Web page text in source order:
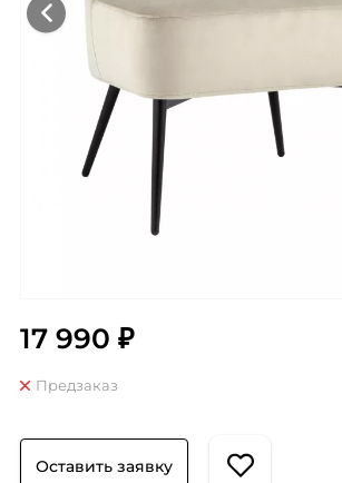
17 990 ₽
Предзаказ
Оставить заявку